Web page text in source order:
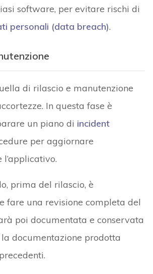
software, per evitare rischi di
personali (data breach).
di rilascio e manutenzione
In questa fase è
un piano di incident
per aggiornare
prima del rilascio, è
fare una revisione completa del
poi documentata e conservata
documentazione prodotta